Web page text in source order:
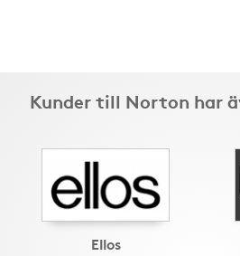
Kunder till Norton har
Ellos